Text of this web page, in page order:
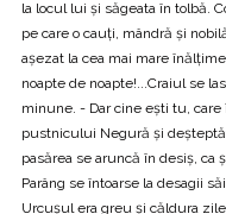
la locul lui și săgeata în tolbă.
pe care o cauți, mândră și
așezat la cea mai mare
noapte de noapte!...Craiul se
minune. - Dar cine ești tu,
pustnicului Negură și
pasărea se aruncă în desiș, ca
Parâng se întoarse la desagii
Urcușul era greu și căldura